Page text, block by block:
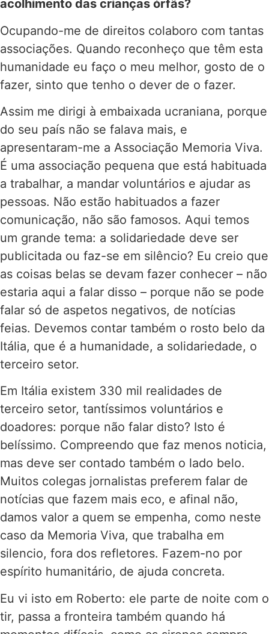
acolhimento das crianças órfãs?
Ocupando-me de direitos colaboro com tantas
associações. Quando reconheço que têm esta
humanidade eu faço o meu melhor, gosto de o
fazer, sinto que tenho o dever de o fazer.
Assim me dirigi à embaixada ucraniana, porque
do seu país não se falava mais, e
apresentaram-me a Associação Memoria Viva.
É uma associação pequena que está habituada
a trabalhar, a mandar voluntários e ajudar as
pessoas. Não estão habituados a fazer
comunicação, não são famosos. Aqui temos
um grande tema: a solidariedade deve ser
publicitada ou faz-se em silêncio? Eu creio que
as coisas belas se devam fazer conhecer – não
estaria aqui a falar disso – porque não se pode
falar só de aspetos negativos, de notícias
feias. Devemos contar também o rosto belo da
Itália, que é a humanidade, a solidariedade, o
terceiro setor.
Em Itália existem 330 mil realidades de
terceiro setor, tantíssimos voluntários e
doadores: porque não falar disto? Isto é
belíssimo. Compreendo que faz menos noticia,
mas deve ser contado também o lado belo.
Muitos colegas jornalistas preferem falar de
notícias que fazem mais eco, e afinal não,
damos valor a quem se empenha, como neste
caso da Memoria Viva, que trabalha em
silencio, fora dos refletores. Fazem-no por
espírito humanitário, de ajuda concreta.
Eu vi isto em Roberto: ele parte de noite com o
tir, passa a fronteira também quando há